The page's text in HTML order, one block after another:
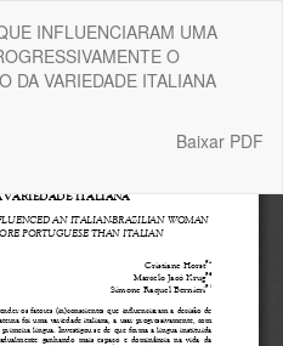
INFLUENCIARAM UMA
O
DA VARIEDADE ITALIANA
Baixar
Baixar PDF